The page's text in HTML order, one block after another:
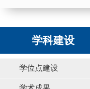
学科建设
学位点建设